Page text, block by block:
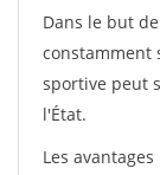
Dans le but
constamment
sportive peut
l'État.
Les